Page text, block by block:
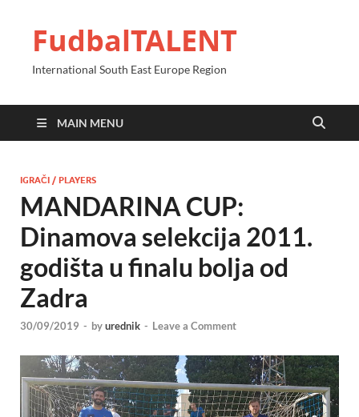
FudbalTALENT
International South East Europe Region
MAIN MENU
IGRAČI / PLAYERS
MANDARINA CUP:
Dinamova selekcija 2011.
godišta u finalu bolja od
Zadra
30/09/2019 - byurednik - Leave a Comment